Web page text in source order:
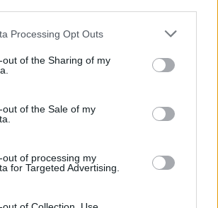
website/app uses one or more Google
visit or usage behaviour. You may click to
to Google and its third-party tags to
specified purposes in below Google
Processing Opt Outs
out of the Sharing of my
out of the Sale of my
out of processing my
for Targeted Advertising.
297. členu Kazenskega zakonika je
odgovoren za javno spodbujanje
ali nestrpnosti. Komentarji z žaljivimi,
ali nezakonitimi vsebinami bodo
komentiranja →